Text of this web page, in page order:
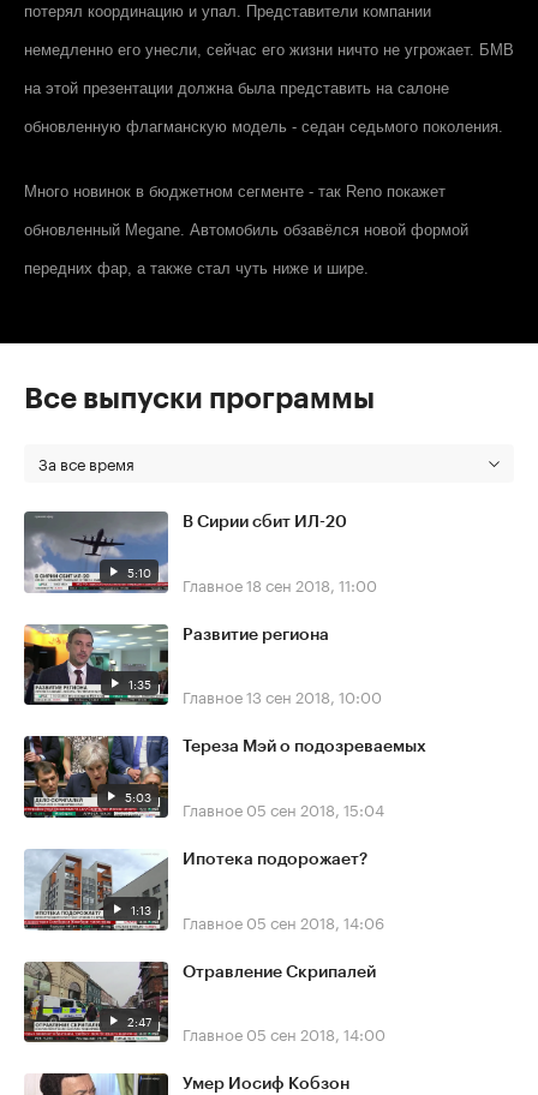
потерял координацию и упал. Представители компании
немедленно его унесли, сейчас его жизни ничто не угрожает. БМВ
на этой презентации должна была представить на салоне
обновленную флагманскую модель - седан седьмого поколения.
Много новинок в бюджетном сегменте - так Reno покажет
обновленный Megane. Автомобиль обзавёлся новой формой
передних фар, а также стал чуть ниже и шире.
Все выпуски программы
За все время
5:10
В Сирии сбит ИЛ-20
Главное18 сен 2018, 11:00
1:35
Развитие региона
Главное13 сен 2018, 10:00
5:03
Тереза Мэй о подозреваемых
Главное 05 сен 2018, 15:04
1:13
Ипотека подорожает?
Главное 05 сен 2018, 14:06
2:47
Отравление Скрипалей
Главное 05 сен 2018, 14:00
Умер Иосиф Кобзон